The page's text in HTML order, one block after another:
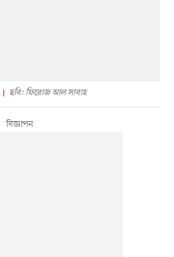
ছবি: ফিরোজ আল সাবাহ